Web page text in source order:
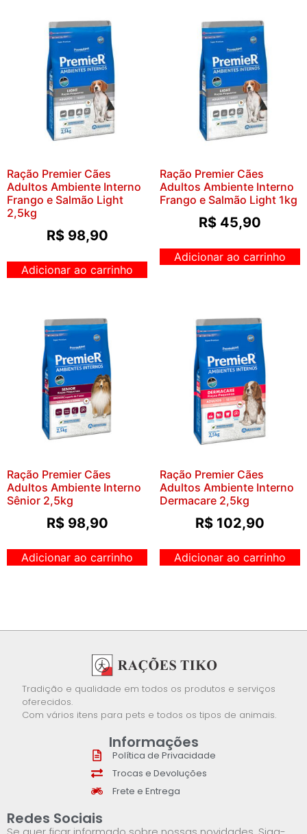
Ração Premier Cães
Adultos Ambiente Interno
Frango e Salmão Light
2,5kg
R$98,90
Adicionar ao carrinho
Ração Premier Cães
Adultos Ambiente Interno
Frango e Salmão Light 1kg
R$45,90
Adicionar ao carrinho
Ração Premier Cães
Adultos Ambiente Interno
Sênior 2,5kg
R$98,90
Adicionar ao carrinho
Ração Premier Cães
Adultos Ambiente Interno
Dermacare 2,5kg
R$102,90
Adicionar ao carrinho
Tradição e qualidade em todos os produtos e serviços
oferecidos.
Com vários itens para pets e todos os tipos de animais.
Informações
Política de Privacidade
Trocas e Devoluções
Frete e Entrega
Redes Sociais